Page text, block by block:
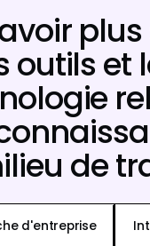
outils et
de
d'entreprise